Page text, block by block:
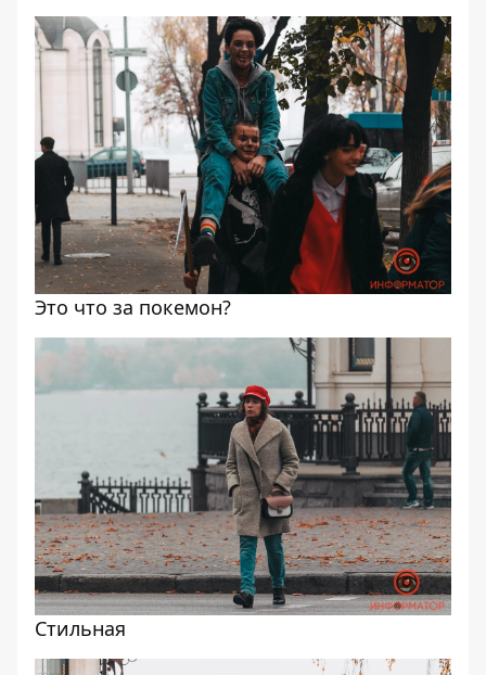
Это что за покемон?
Стильная